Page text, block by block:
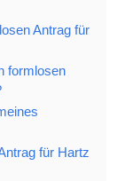
Antrag für
formlosen
für Hartz